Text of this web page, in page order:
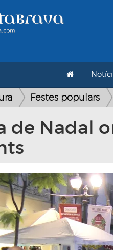
Festes populars
de Nadal